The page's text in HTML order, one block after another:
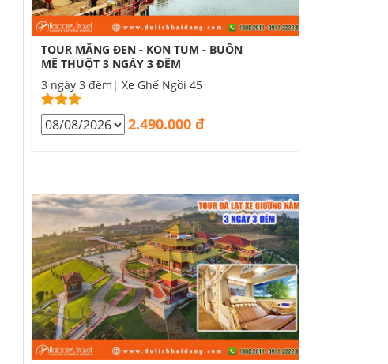
TOUR MĂNG ĐEN - KON TUM - BUÔN
MÊ THUỘT 3 NGÀY 3 ĐÊM
3 ngày 3 đêm| Xe Ghế Ngồi 45
2.490.000 đ